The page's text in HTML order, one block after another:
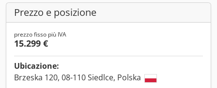
Prezzo e posizione
prezzo fisso più IVA
15.299 €
Ubicazione:
Brzeska 120, 08-110 Siedlce, Polska